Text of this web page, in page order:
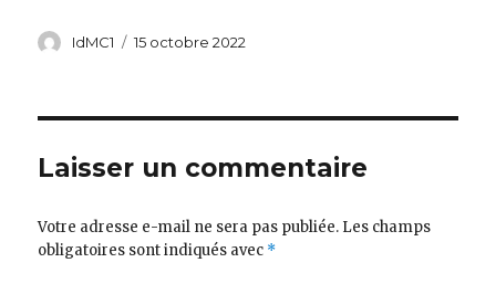
IdMC1 15 octobre 2022
Laisser un commentaire
Votre adresse e-mail ne sera pas publiée. Les champs
obligatoires sont indiqués avec *